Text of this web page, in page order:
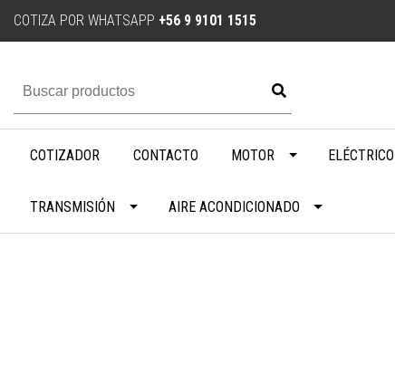
COTIZA POR WHATSAPP +56 9 9101 1515
COTIZADOR CONTACTO MOTOR ELÉCTRICO
TRANSMISIÓN AIRE ACONDICIONADO